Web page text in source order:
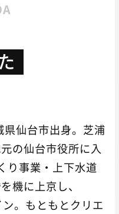
仙台市出身。芝浦
の仙台市役所に入
り事業・上下水道
機に上京し、
。もともとクリエ